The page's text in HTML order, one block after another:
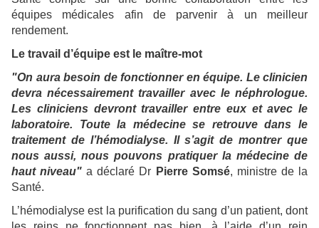
équipes médicales afin de parvenir à un meilleur
rendement.
Le travail d’équipe est le maître-mot
"On aura besoin de fonctionner en équipe. Le clinicien
devra nécessairement travailler avec le néphrologue.
Les cliniciens devront travailler entre eux et avec le
laboratoire. Toute la médecine se retrouve dans le
traitement de l’hémodialyse. Il s’agit de montrer que
nous aussi, nous pouvons pratiquer la médecine de
haut niveau" a déclaré Dr Pierre Somsé, ministre de la
Santé.
L’hémodialyse est la purification du sang d’un patient, dont